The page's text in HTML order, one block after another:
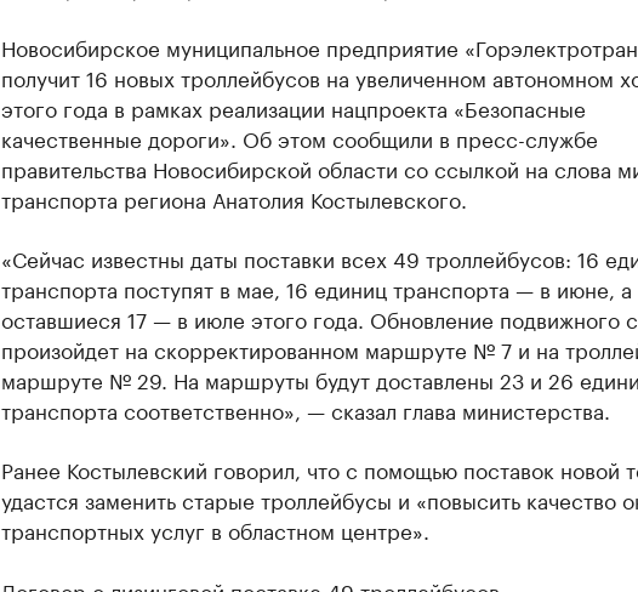
Новосибирское муниципальное предприятие
получит 16 новых троллейбусов на увеличенном автономном
этого года в рамках реализации нацпроекта «Безопасные
качественные дороги». Об этом сообщили в пресс-службе
правительства Новосибирской области со ссылкой на слова
транспорта региона Анатолия Костылевского.
«Сейчас известны даты поставки всех 49 троллейбусов: 16
транспорта поступят в мае, 16 единиц транспорта — в июне, а
оставшиеся 17 — в июле этого года. Обновление подвижного
произойдет на скорректированном маршруте № 7 и на
маршруте № 29. На маршруты будут доставлены 23 и 26
транспорта соответственно», — сказал глава министерства.
Ранее Костылевский говорил, что с помощью поставок новой
удастся заменить старые троллейбусы и «повысить качество
транспортных услуг в областном центре».